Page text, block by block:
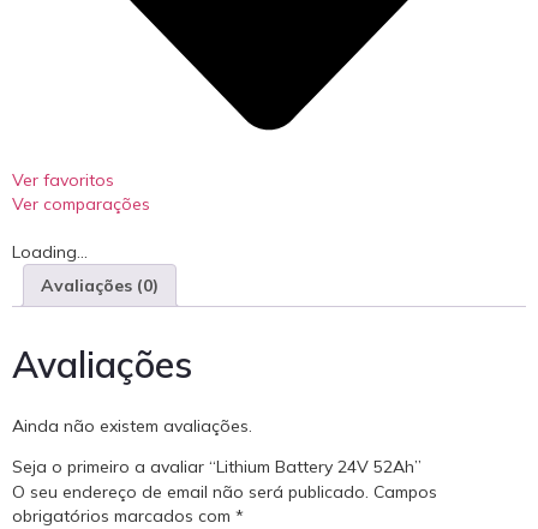
Ver favoritos
Ver comparações
Loading...
Avaliações (0)
Avaliações
Ainda não existem avaliações.
Seja o primeiro a avaliar “Lithium Battery 24V 52Ah”
O seu endereço de email não será publicado. Campos
obrigatórios marcados com *